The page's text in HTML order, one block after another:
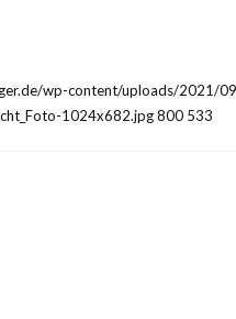
wp-content/uploads/2021/
1024x682.jpg800 533